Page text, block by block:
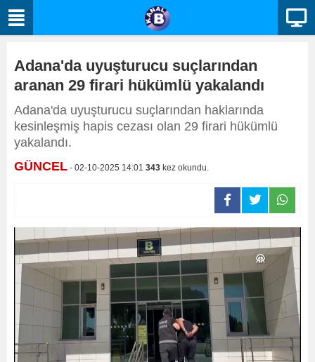
Adana'da uyuşturucu suçlarından
aranan 29 firari hükümlü yakalandı
Adana'da uyuşturucu suçlarından haklarında
kesinleşmiş hapis cezası olan 29 firari hükümlü
yakalandı.
GÜNCEL - 02-10-2025 14:01 343 kez okundu.